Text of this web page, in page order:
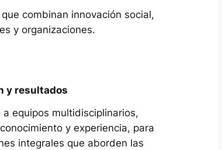
combinan innovación social,
y organizaciones.
y resultados
equipos multidisciplinarios,
y experiencia, para
integrales que aborden las